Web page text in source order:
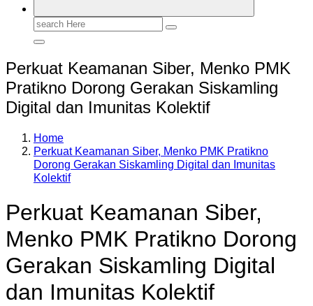
Search
Perkuat Keamanan Siber, Menko PMK
Pratikno Dorong Gerakan Siskamling
Digital dan Imunitas Kolektif
Home
Perkuat Keamanan Siber, Menko PMK Pratikno
Dorong Gerakan Siskamling Digital dan Imunitas
Kolektif
Perkuat Keamanan Siber,
Menko PMK Pratikno Dorong
Gerakan Siskamling Digital
dan Imunitas Kolektif